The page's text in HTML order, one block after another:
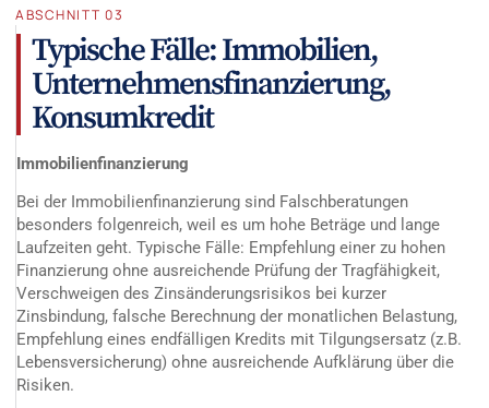
ABSCHNITT 03
Typische Fälle: Immobilien,
Unternehmensfinanzierung,
Konsumkredit
Immobilienfinanzierung
Bei der Immobilienfinanzierung sind Falschberatungen
besonders folgenreich, weil es um hohe Beträge und lange
Laufzeiten geht. Typische Fälle: Empfehlung einer zu hohen
Finanzierung ohne ausreichende Prüfung der Tragfähigkeit,
Verschweigen des Zinsänderungsrisikos bei kurzer
Zinsbindung, falsche Berechnung der monatlichen Belastung,
Empfehlung eines endfälligen Kredits mit Tilgungsersatz (z.B.
Lebensversicherung) ohne ausreichende Aufklärung über die
Risiken.